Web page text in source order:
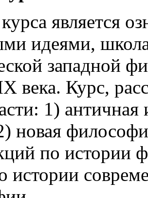
является
идеями,
западной
века. Курс,
1)
новая
по истории
истории